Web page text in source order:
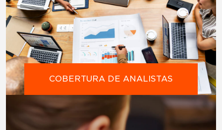
COBERTURA DE ANALISTAS